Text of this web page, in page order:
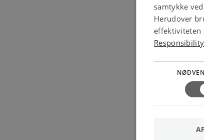
samtykke
Herudover
effektiviteten